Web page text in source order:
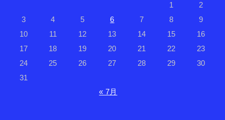
1
2
3
4 5 6 7 8
9
10
11 12 13 14 15
16
17
18 19 20 21 22
23
24
25 26 27 28 29
30
31
« 7月